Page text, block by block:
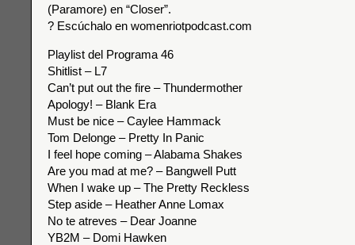
(Paramore) en “Closer”.
? Escúchalo en womenriotpodcast.com
Playlist del Programa 46
Shitlist – L7
Can’t put out the fire – Thundermother
Apology! – Blank Era
Must be nice – Caylee Hammack
Tom Delonge – Pretty In Panic
I feel hope coming – Alabama Shakes
Are you mad at me? – Bangwell Putt
When I wake up – The Pretty Reckless
Step aside – Heather Anne Lomax
No te atreves – Dear Joanne
YB2M – Domi Hawken